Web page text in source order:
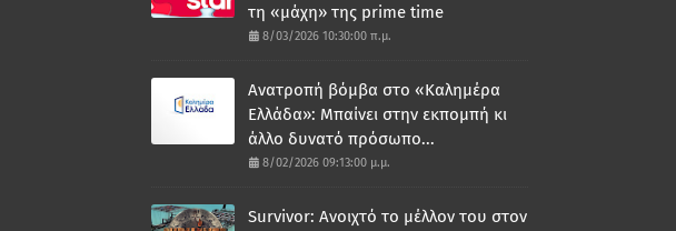
τη «μάχη» της prime time
8/03/2026 10:30:00 π.μ.
Ανατροπή βόμβα στο «Καλημέρα
Ελλάδα»: Μπαίνει στην εκπομπή κι
άλλο δυνατό πρόσωπο...
8/02/2026 09:13:00 μ.μ.
Survivor: Ανοιχτό το μέλλον του στον